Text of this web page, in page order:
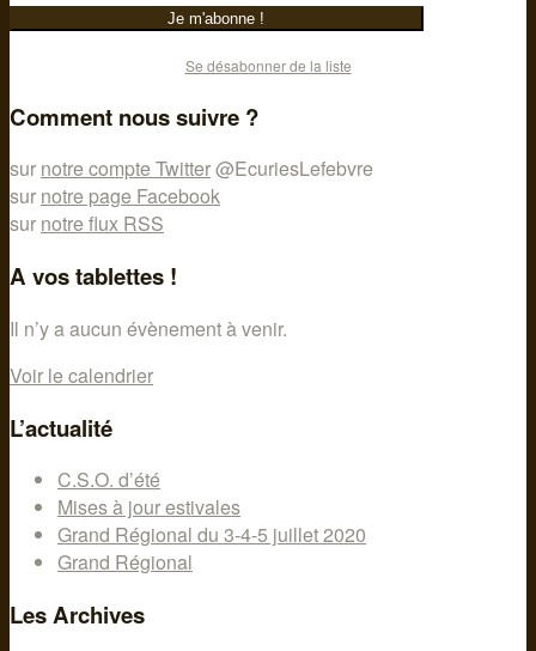
Se désabonner de la liste
Comment nous suivre ?
sur notre compte Twitter@EcuriesLefebvre
sur notre page Facebook
sur notre flux RSS
A vos tablettes !
Il n’y a aucun évènement à venir.
Voir le calendrier
L’actualité
C.S.O. d’été
Mises à jour estivales
Grand Régional du 3-4-5 juillet 2020
Grand Régional
Les Archives